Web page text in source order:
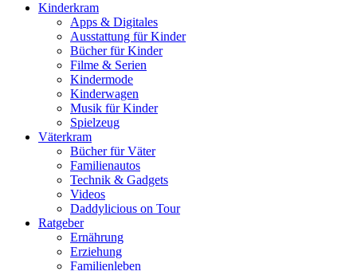
Kinderkram
Apps & Digitales
Ausstattung für Kinder
Bücher für Kinder
Filme & Serien
Kindermode
Kinderwagen
Musik für Kinder
Spielzeug
Väterkram
Bücher für Väter
Familienautos
Technik & Gadgets
Videos
Daddylicious on Tour
Ratgeber
Ernährung
Erziehung
Familienleben